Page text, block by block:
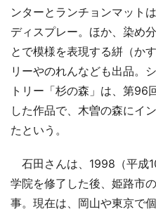
ンターとランチョンマット
ディスプレー。ほか、染め
とで模様を表現する絣（か
リーやのれんなども出品。
トリー「杉の森」は、第96
した作品で、木曽の森にイ
たという。
石田さんは、1998（平成
学院を修了した後、姫路市
事。現在は、岡山や東京で